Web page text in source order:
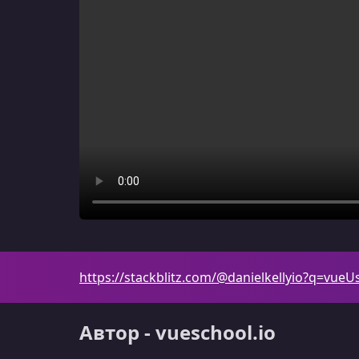
https://stackblitz.com/
Автор - vueschool.io